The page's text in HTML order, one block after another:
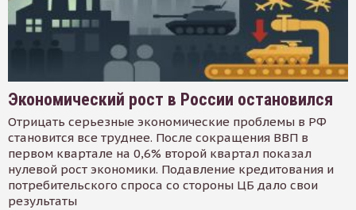
Экономический рост в России остановился
Отрицать серьезные экономические проблемы в РФ
становится все труднее. После сокращения ВВП в
первом квартале на 0,6% второй квартал показал
нулевой рост экономики. Подавление кредитования и
потребительского спроса со стороны ЦБ дало свои
результаты